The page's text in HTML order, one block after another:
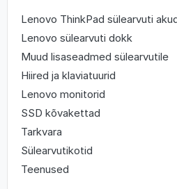
Lenovo ThinkPad sülearvuti
Lenovo sülearvuti dokk
Muud lisaseadmed sülearvutile
Hiired ja klaviatuurid
Lenovo monitorid
SSD kõvakettad
Tarkvara
Sülearvutikotid
Teenused